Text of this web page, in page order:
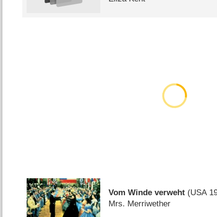
Vom Winde verweht (USA
Mrs. Merriwether